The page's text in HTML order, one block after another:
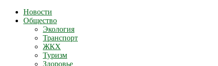
Новости
Общество
Экология
Транспорт
ЖКХ
Туризм
Здоровье